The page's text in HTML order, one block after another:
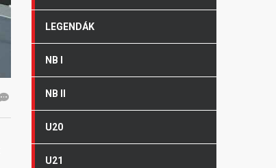
LEGENDÁK
NB I
NB II
U20
U21